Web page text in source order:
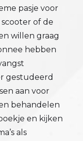
pasje voor
of de
willen graag
hebben
gestudeerd
aan voor
behandelen
en kijken
als